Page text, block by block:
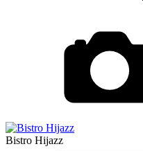
Bistro Hijazz